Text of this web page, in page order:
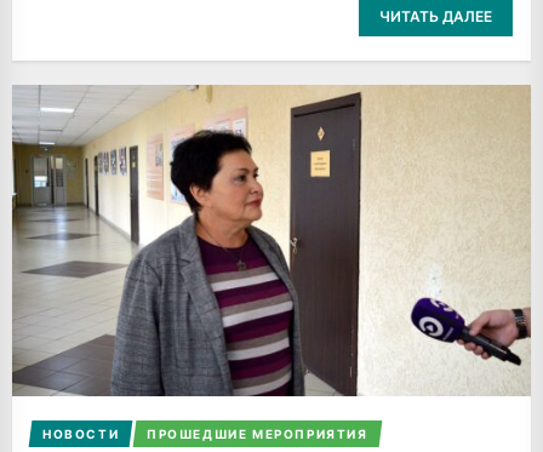
ЧИТАТЬ ДАЛЕЕ
НОВОСТИ ПРОШЕДШИЕ МЕРОПРИЯТИЯ